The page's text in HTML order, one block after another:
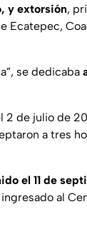
y extorsión,
se dedicaba
2 de julio de
a tres
el 11 de
al